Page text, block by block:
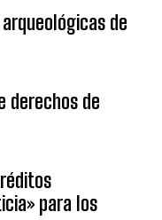
de
derechos de
para los